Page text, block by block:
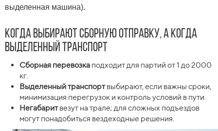
выделенная машина).
Когда выбирают сборную отправку, а когда
выделенный транспорт
Сборная перевозка подходит для партий от 1 до 2000
кг.
Выделенный транспортвыбирают, если важны сроки,
минимизация перегрузок и контроль условий в пути.
Негабаритвезут на трале; для сложных подъездов
могут понадобиться вездеходные решения.